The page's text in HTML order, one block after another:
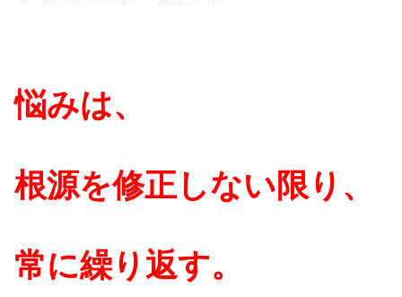
悩みは、
根源を修正しない限り、
常に繰り返す。